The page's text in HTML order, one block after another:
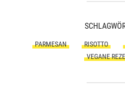
PARMESAN RISOTTO
VEGANE